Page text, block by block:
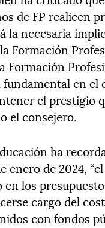
de FP realicen
la necesaria
Formación
Formación
en el
el prestigio
el consejero.
ha
enero de 2024,
en los
cargo del
con fondos